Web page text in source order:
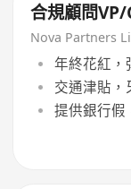
合規顧問
Nova Partners
年終花紅，
交通津貼，
提供銀行假